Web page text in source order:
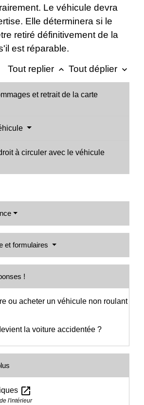
Le véhicule devra
Elle déterminera si le
retiré définitivement de la
est réparable.
Tout replier keyboard_arrow_up Tout déplier keyboard_arrow_down
et retrait de la carte
à circuler avec le véhicule
et formulaires
!
ou acheter un véhicule non roulant
la voiture accidentée ?
open_in_new
l'intérieur